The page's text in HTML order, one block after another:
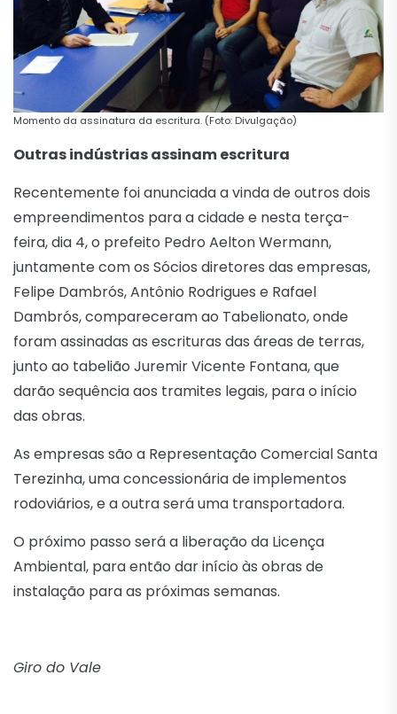
Momento da assinatura da escritura. (Foto: Divulgação)
Outras indústrias assinam escritura
Recentemente foi anunciada a vinda de outros dois
empreendimentos para a cidade e nesta terça-
feira, dia 4, o prefeito Pedro Aelton Wermann,
juntamente com os Sócios diretores das empresas,
Felipe Dambrós, Antônio Rodrigues e Rafael
Dambrós, compareceram ao Tabelionato, onde
foram assinadas as escrituras das áreas de terras,
junto ao tabelião Juremir Vicente Fontana, que
darão sequência aos tramites legais, para o início
das obras.
As empresas são a Representação Comercial Santa
Terezinha, uma concessionária de implementos
rodoviários, e a outra será uma transportadora.
O próximo passo será a liberação da Licença
Ambiental, para então dar início às obras de
instalação para as próximas semanas.
Giro do Vale